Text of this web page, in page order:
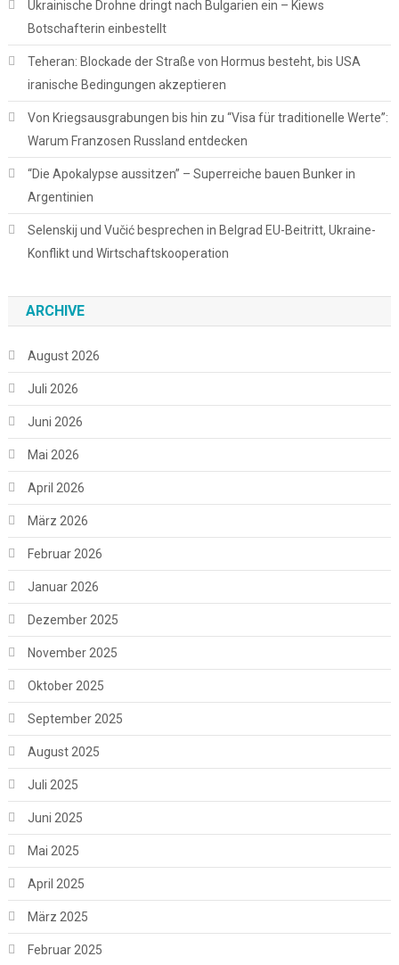
Ukrainische Drohne dringt nach Bulgarien ein – Kiews
Botschafterin einbestellt
Teheran: Blockade der Straße von Hormus besteht, bis USA
iranische Bedingungen akzeptieren
Von Kriegsausgrabungen bis hin zu “Visa für traditionelle Werte”:
Warum Franzosen Russland entdecken
“Die Apokalypse aussitzen” – Superreiche bauen Bunker in
Argentinien
Selenskij und Vučić besprechen in Belgrad EU-Beitritt, Ukraine-
Konflikt und Wirtschaftskooperation
ARCHIVE
August 2026
Juli 2026
Juni 2026
Mai 2026
April 2026
März 2026
Februar 2026
Januar 2026
Dezember 2025
November 2025
Oktober 2025
September 2025
August 2025
Juli 2025
Juni 2025
Mai 2025
April 2025
März 2025
Februar 2025